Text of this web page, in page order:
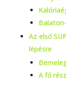
Az első
lépésre
A fő